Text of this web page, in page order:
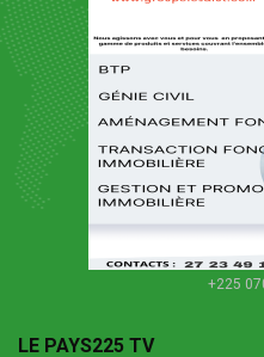
+225
LE PAYS225 TV